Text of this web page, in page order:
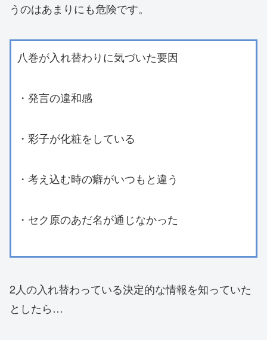
うのはあまりにも危険です。
八巻が入れ替わりに気づいた要因
・発言の違和感
・彩子が化粧をしている
・考え込む時の癖がいつもと違う
・セク原のあだ名が通じなかった
2人の入れ替わっている決定的な情報を知っていた
としたら…